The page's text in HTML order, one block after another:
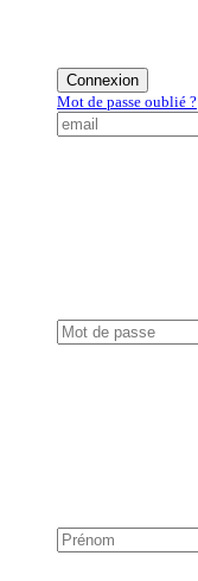
Connexion
Mot de passe oublié ?